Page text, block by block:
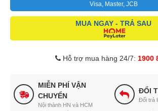
Visa, Master, JCB
MUA NGAY - TRẢ SAU
Hỗ trợ mua hàng 24/7: 1900
MIỄN PHÍ VẬN
CHUYỂN
Nội thành HN và HCM
ĐỔI
Đổi trả